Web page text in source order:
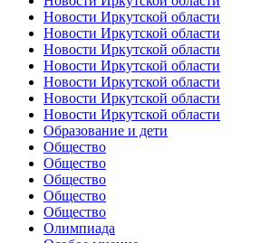
Новости Иркутской области
Новости Иркутской области
Новости Иркутской области
Новости Иркутской области
Новости Иркутской области
Новости Иркутской области
Новости Иркутской области
Образование и дети
Общество
Общество
Общество
Общество
Общество
Олимпиада